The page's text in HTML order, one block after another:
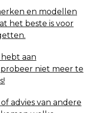
en modellen
het beste is voor
aan
niet meer te
advies van andere